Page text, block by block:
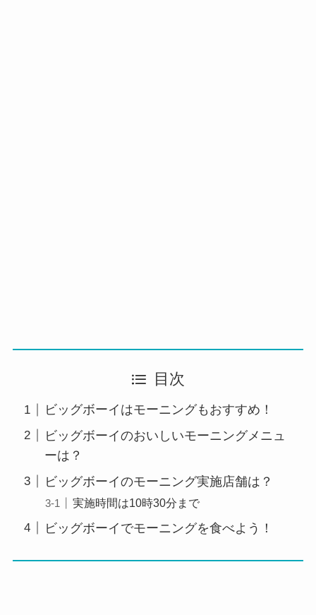
目次
ビッグボーイはモーニングもおすすめ！
ビッグボーイのおいしいモーニングメニュ
ーは？
ビッグボーイのモーニング実施店舗は？
実施時間は10時30分まで
ビッグボーイでモーニングを食べよう！